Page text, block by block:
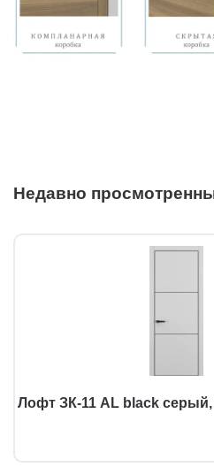
Недавно
Лофт ЗК-11 AL black